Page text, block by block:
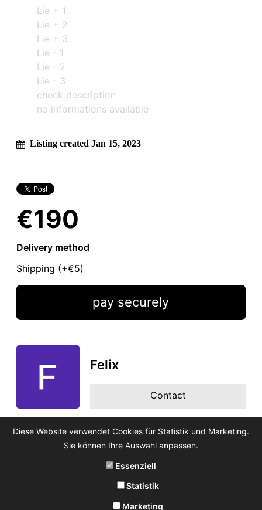
Lie + 1
Lie + 2
Lie + 3
Lie - 1
Lie - 2
Lie - 3
check description
no informations available
Listing created Jan 15, 2023
€190
Delivery method
Shipping (+€5)
pay securely
Felix
Contact
Diese Website verwendet Cookies für Statistik und Marketing.
Sie können Ihre Auswahl anpassen.
Essenziell
Statistik
Marketing